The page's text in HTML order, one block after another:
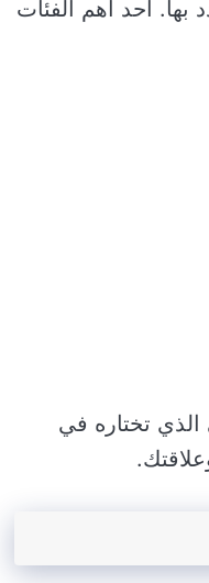
أحد أهم الفئات
تختاره في